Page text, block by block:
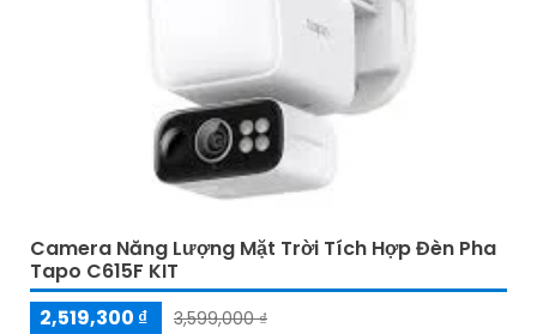
Camera Năng Lượng Mặt Trời Tích Hợp Đèn Pha
Tapo C615F KIT
2,519,300 ₫
3,599,000 ₫